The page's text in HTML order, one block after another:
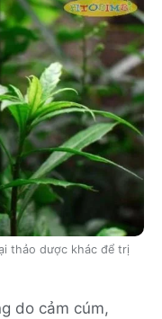
thảo dược khác để trị
do cảm cúm,